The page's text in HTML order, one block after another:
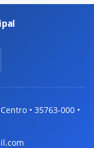
• 35763-000 •